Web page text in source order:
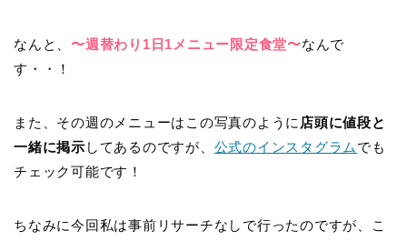
なんと、 〜週替わり1日1メニュー限定食堂〜なんで
す・・！
また、その週のメニューはこの写真のように 店頭に値段と
一緒に掲示 してあるのですが、 公式のインスタグラム でも
チェック可能です！
ちなみに今回私は事前リサーチなしで行ったのですが、こ